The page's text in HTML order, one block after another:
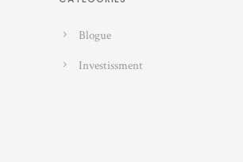
Blogue
Investissment